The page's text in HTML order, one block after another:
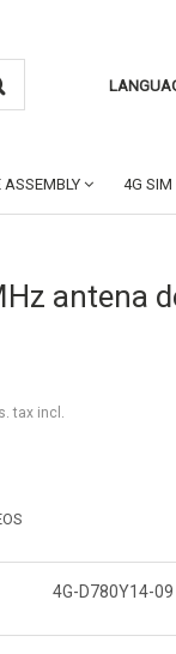
ASSEMBLY 4G SIM
antena
tax incl.
4G-D780Y14-09